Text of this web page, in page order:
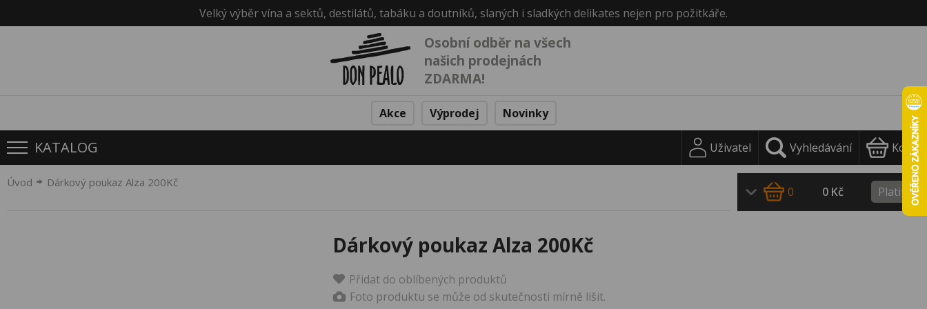
Velký výběr vína a sektů, destilátů, tabáku a doutníků, slaných i sladkých delikates nejen pro požitkáře.
Osobní odběr na všech
našich prodejnách
ZDARMA!
Akce Výprodej Novinky
KATALOG Uživatel Vyhledávání Košík
Úvod Dárkový poukaz Alza 200Kč
Dárkový poukaz Alza 200Kč
Přidat do oblíbených produktů
Foto produktu se může od skutečnosti mírně lišit.
0 0 Kč Platit